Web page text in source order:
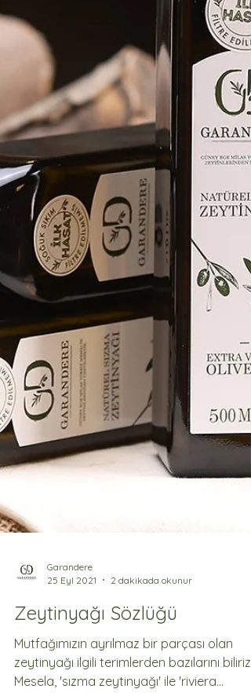
25 Eyl 2021
2 dakikada okunur
Zeytinyağı Sözlüğü
Mutfağımızın ayrılmaz bir parçası olan
zeytinyağı ilgili terimlerden bazılarını biliriz.